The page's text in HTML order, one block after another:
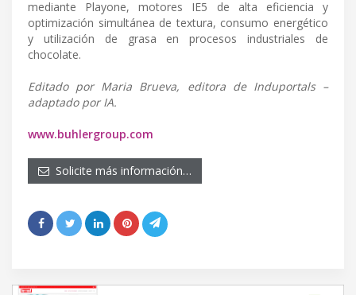
mediante Playone, motores IE5 de alta eficiencia y
optimización simultánea de textura, consumo energético
y utilización de grasa en procesos industriales de
chocolate.
Editado por Maria Brueva, editora de Induportals –
adaptado por IA.
www.buhlergroup.com
Solicite más información…